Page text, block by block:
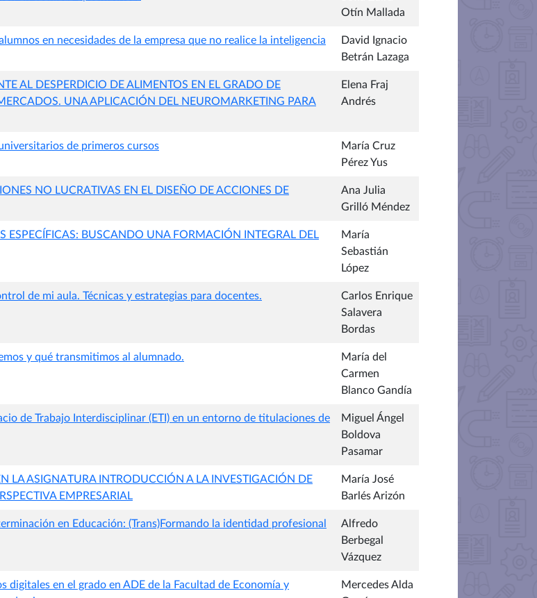
Otín Mallada
en necesidades de la empresa que no realice la inteligencia
David Ignacio
Betrán Lazaga
AL DESPERDICIO DE ALIMENTOS EN EL GRADO DE
UNA APLICACIÓN DEL NEUROMARKETING PARA
Elena Fraj
Andrés
de primeros cursos
María Cruz
Pérez Yus
NO LUCRATIVAS EN EL DISEÑO DE ACCIONES DE
Ana Julia
Grilló Méndez
ESPECÍFICAS: BUSCANDO UNA FORMACIÓN INTEGRAL DEL
María
Sebastián
López
de mi aula. Técnicas y estrategias para docentes.
Carlos Enrique
Salavera
Bordas
y qué transmitimos al alumnado.
María del
Carmen
Blanco Gandía
de Trabajo Interdisciplinar (ETI) en un entorno de titulaciones de
Miguel Ángel
Boldova
Pasamar
LA ASIGNATURA INTRODUCCIÓN A LA INVESTIGACIÓN DE
EMPRESARIAL
María José
Barlés Arizón
en Educación: (Trans)Formando la identidad profesional
Alfredo
Berbegal
Vázquez
digitales en el grado en ADE de la Facultad de Economía y
Mercedes Alda